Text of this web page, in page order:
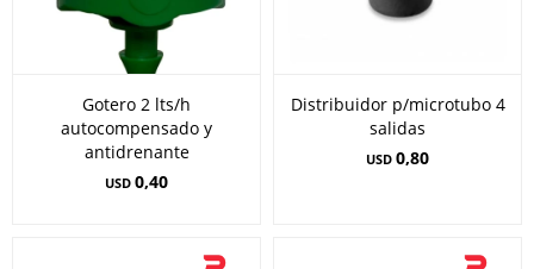
Gotero 2 lts/h
autocompensado y
antidrenante
USD 0,40
Distribuidor p/microtubo 4
salidas
USD 0,80